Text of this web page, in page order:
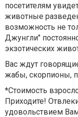
посетителям
животные
возможность не
Джунгли"
экзотических
Вас ждут
жабы, скорпионы,
*Стоимость
Приходите!
удовольствием